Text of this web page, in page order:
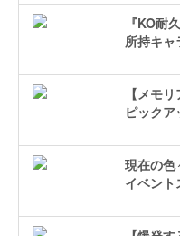
『KO耐
所持キャ
【メモ
ピック
現在の色
イベン